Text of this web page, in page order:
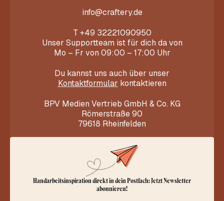
info@craftery.de
T +49 32221090950
Unser Supportteam ist für dich da von
Mo – Fr von 09:00 – 17:00 Uhr
Du kannst uns auch über unser
Kontaktformular kontaktieren
BPV Medien Vertrieb GmbH & Co. KG
Römerstraße 90
79618 Rheinfelden
Handarbeitsinspiration direkt in dein Postfach: Jetzt Newsletter
abonnieren!